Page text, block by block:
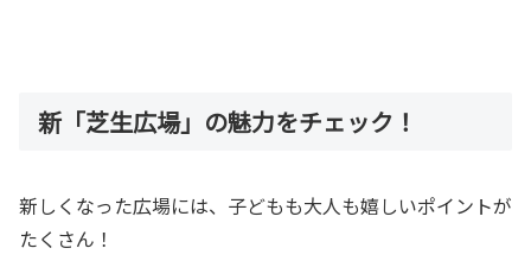
新「芝生広場」の魅力をチェック！
新しくなった広場には、子どもも大人も嬉しいポイントが
たくさん！